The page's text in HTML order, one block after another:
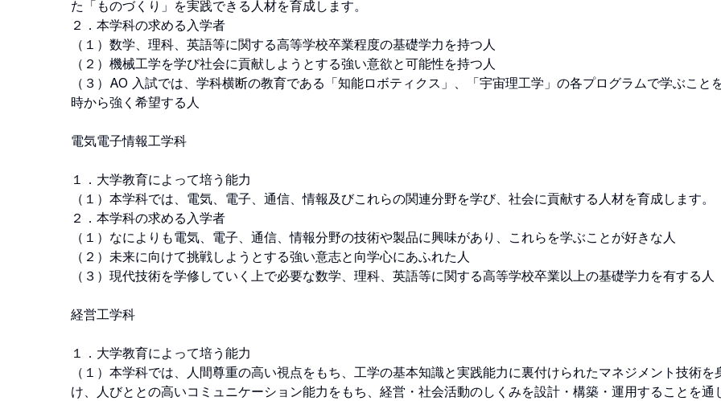
た「ものづくり」を実践できる人材を育成します。
２．本学科の求める入学者
（１）数学、理科、英語等に関する高等学校卒業程度の基礎学力を持つ人
（２）機械工学を学び社会に貢献しようとする強い意欲と可能性を持つ人
（３）AO 入試では、学科横断の教育である「知能ロボティクス」、「宇宙理工学」の各プログラムで学ぶこと
時から強く希望する人
電気電子情報工学科
１．大学教育によって培う能力
（１）本学科では、電気、電子、通信、情報及びこれらの関連分野を学び、社会に貢献する人材を育成します。
２．本学科の求める入学者
（１）なによりも電気、電子、通信、情報分野の技術や製品に興味があり、これらを学ぶことが好きな人
（２）未来に向けて挑戦しようとする強い意志と向学心にあふれた人
（３）現代技術を学修していく上で必要な数学、理科、英語等に関する高等学校卒業以上の基礎学力を有する人
経営工学科
１．大学教育によって培う能力
（１）本学科では、人間尊重の高い視点をもち、工学の基本知識と実践能力に裏付けられたマネジメント技術を
け、人びととの高いコミュニケーション能力をもち、経営・社会活動のしくみを設計・構築・運用することを通